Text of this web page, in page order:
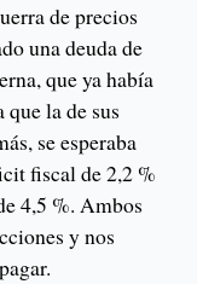
de precios
una deuda de
que ya había
la de sus
se esperaba
fiscal de 2,2 %
4,5 %. Ambos
y nos